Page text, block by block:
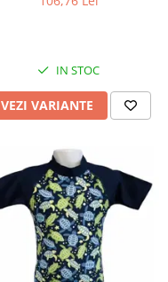
IN STOC
VEZI VARIANTE